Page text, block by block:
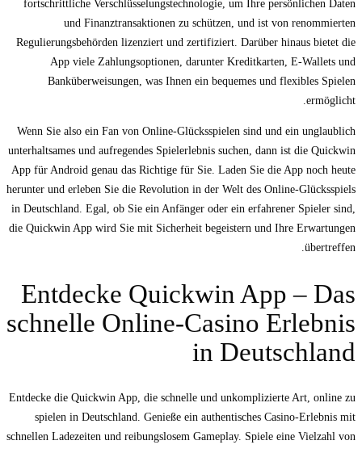
fortschrittliche Verschlüsselungstechnologie, um Ihre persönlichen Daten
und Finanztransaktionen zu schützen, und ist von renommierten
Regulierungsbehörden lizenziert und zertifiziert. Darüber hinaus bietet die
App viele Zahlungsoptionen, darunter Kreditkarten, E-Wallets und
Banküberweisungen, was Ihnen ein bequemes und flexibles Spielen
ermöglicht.
Wenn Sie also ein Fan von Online-Glücksspielen sind und ein unglaublich
unterhaltsames und aufregendes Spielerlebnis suchen, dann ist die Quickwin
App für Android genau das Richtige für Sie. Laden Sie die App noch heute
herunter und erleben Sie die Revolution in der Welt des Online-Glücksspiels
in Deutschland. Egal, ob Sie ein Anfänger oder ein erfahrener Spieler sind,
die Quickwin App wird Sie mit Sicherheit begeistern und Ihre Erwartungen
übertreffen.
Entdecke Quickwin App – Das
schnelle Online-Casino Erlebnis
in Deutschland
Entdecke die Quickwin App, die schnelle und unkomplizierte Art, online zu
spielen in Deutschland. Genieße ein authentisches Casino-Erlebnis mit
schnellen Ladezeiten und reibungslosem Gameplay. Spiele eine Vielzahl von